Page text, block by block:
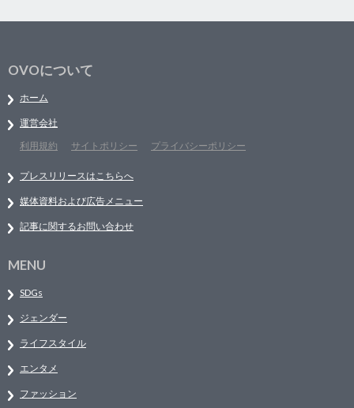
OVOについて
ホーム
運営会社
利用規約
サイトポリシー プライバシーポリシー
プレスリリースはこちらへ
媒体資料および広告メニュー
記事に関するお問い合わせ
MENU
SDGs
ジェンダー
ライフスタイル
エンタメ
ファッション